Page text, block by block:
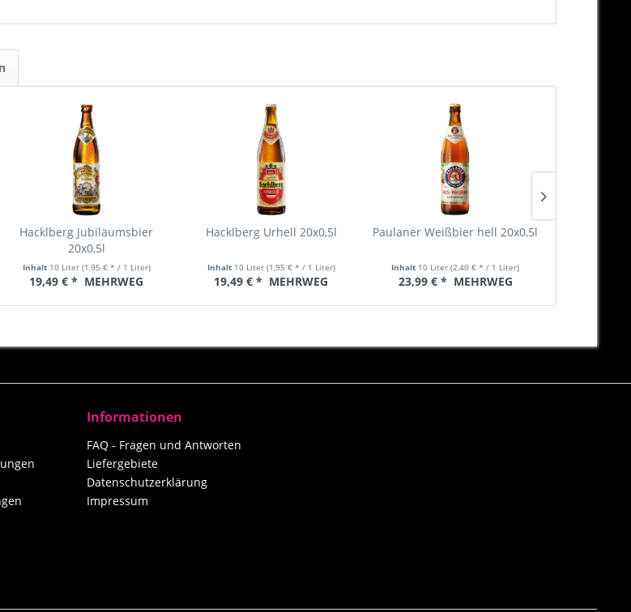
Hacklberg Jubiläumsbier
20x0,5l
Inhalt 10 Liter (1,95 € * / 1 Liter)
19,49 € * MEHRWEG
Hacklberg Urhell 20x0,5l
Inhalt 10 Liter (1,95 € * / 1 Liter)
19,49 € * MEHRWEG
Paulaner Weißbier hell 20x0,5l
Inhalt 10 Liter(2,40 € * / 1 Liter)
23,99 € * MEHRWEG
Informationen
FAQ - Fragen und Antworten
Liefergebiete
Datenschutzerklärung
Impressum